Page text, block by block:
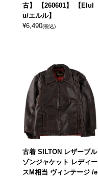
古】 【260601】 【Elul
u/エルル】
¥6,490(税込)
古着 SILTON レザーブル
ゾンジャケット レディー
スM相当 ヴィンテージ /e